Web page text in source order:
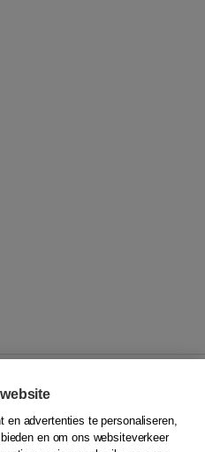
en advertenties te personaliseren,
en om ons websiteverkeer